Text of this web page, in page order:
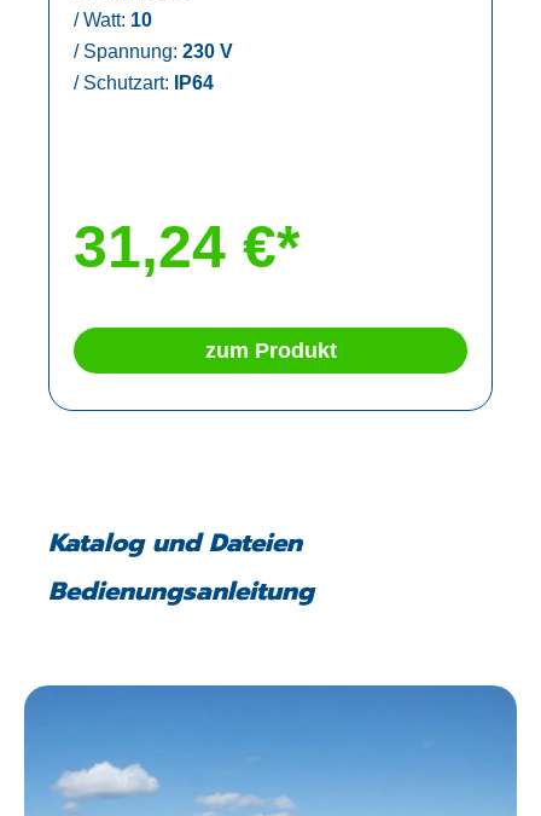
/Watt: 10
/Spannung: 230 V
/Schutzart: IP64
31,24 €*
zum Produkt
Katalog und Dateien
Bedienungsanleitung